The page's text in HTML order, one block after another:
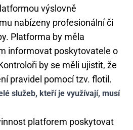
výslovně
nabízeny profesionální či
Platforma by měla
informovat poskytovatele o
by se měli ujistit, že
pravidel pomocí tzv. flotil.
služeb, kteří je využívají, musí
platforem poskytovat